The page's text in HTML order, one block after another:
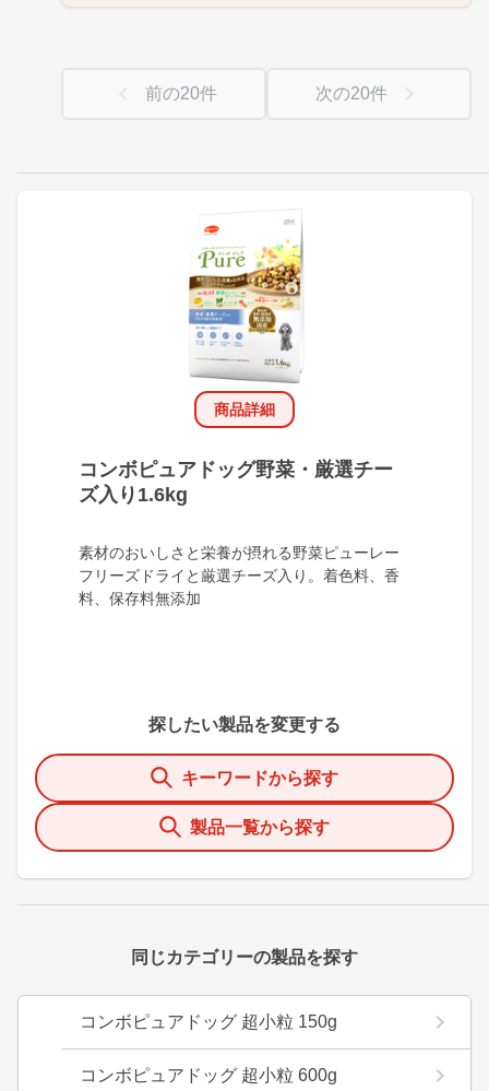
商品詳細
コンボピュアドッグ野菜・厳選チー
ズ入り1.6kg
素材のおいしさと栄養が摂れる野菜ピューレー
フリーズドライと厳選チーズ入り。着色料、香
料、保存料無添加
探したい製品を変更する
キーワードから探す
製品一覧から探す
同じカテゴリーの製品を探す
コンボピュアドッグ 超小粒 150g
コンボピュアドッグ 超小粒 600g
前の20件 次の20件